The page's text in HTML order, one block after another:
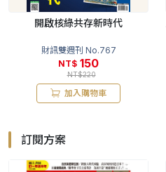
開啟核綠共存新時代
財訊雙週刊 No.767
NT$ 150
NT$220
加入購物車
訂閱方案